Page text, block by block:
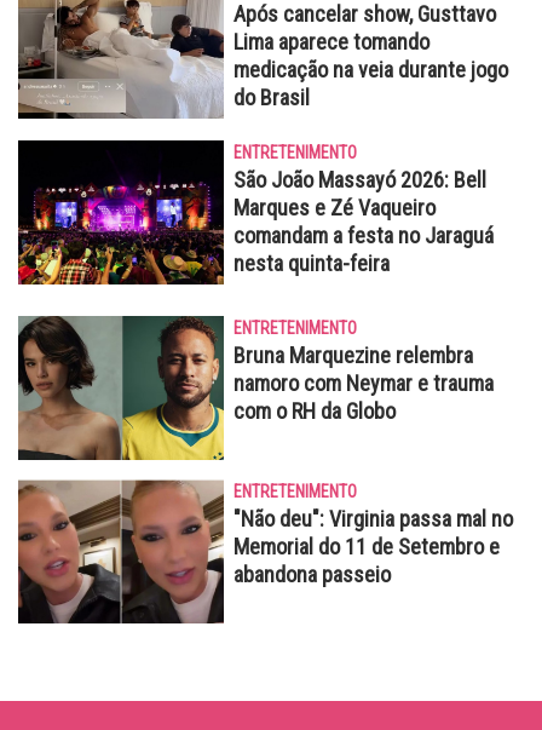
Após cancelar show, Gusttavo
Lima aparece tomando
medicação na veia durante jogo
do Brasil
ENTRETENIMENTO
São João Massayó 2026: Bell
Marques e Zé Vaqueiro
comandam a festa no Jaraguá
nesta quinta-feira
ENTRETENIMENTO
Bruna Marquezine relembra
namoro com Neymar e trauma
com o RH da Globo
ENTRETENIMENTO
"Não deu": Virginia passa mal no
Memorial do 11 de Setembro e
abandona passeio